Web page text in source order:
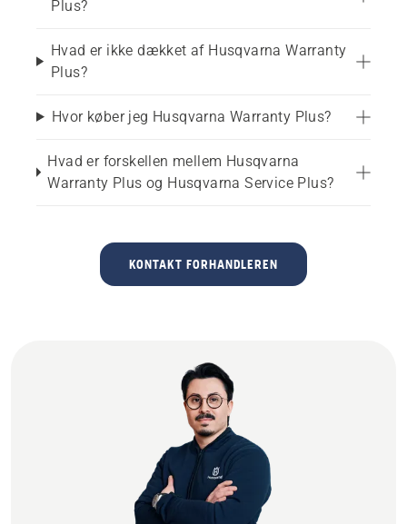
Plus?
Hvad er ikke dækket af Husqvarna Warranty
Plus?
Hvor køber jeg Husqvarna Warranty Plus?
Hvad er forskellen mellem Husqvarna
Warranty Plus og Husqvarna Service Plus?
KONTAKT FORHANDLEREN